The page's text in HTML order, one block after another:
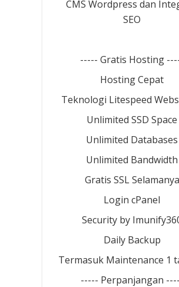
CMS Wordpress dan
SEO
----- Gratis Hosting
Hosting Cepat
Teknologi Litespeed
Unlimited SSD Space
Unlimited Databases
Unlimited Bandwidth
Gratis SSL Selamanya
Login cPanel
Security by
Daily Backup
Termasuk Maintenance 1
----- Perpanjangan